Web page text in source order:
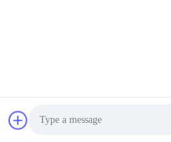
Mechanical Co., Ltd. .